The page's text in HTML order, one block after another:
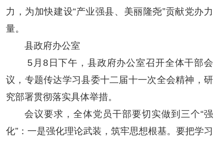
力，为加快建设“产业强县、美丽隆尧”贡献党办力
量。
县政府办公室
5月8日下午，县政府办公室召开全体干部会
议，专题传达学习县委十二届十一次全会精神，研
究部署贯彻落实具体举措。
会议要求，全体党员干部要切实做到三个“强
化”：一是强化理论武装，筑牢思想根基。要把学习